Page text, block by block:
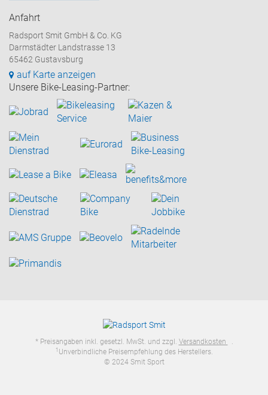
Anfahrt
Radsport Smit GmbH & Co. KG
Darmstädter Landstrasse 13
65462 Gustavsburg
auf Karte anzeigen
Unsere Bike-Leasing-Partner:
* Preisangaben inkl. gesetzl. MwSt. und zzgl. Versandkosten .
1 Unverbindliche Preisempfehlung des Herstellers.
© 2024 Smit Sport